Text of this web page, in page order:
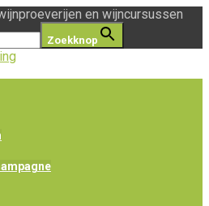
en wijncursussen
Zoekknop